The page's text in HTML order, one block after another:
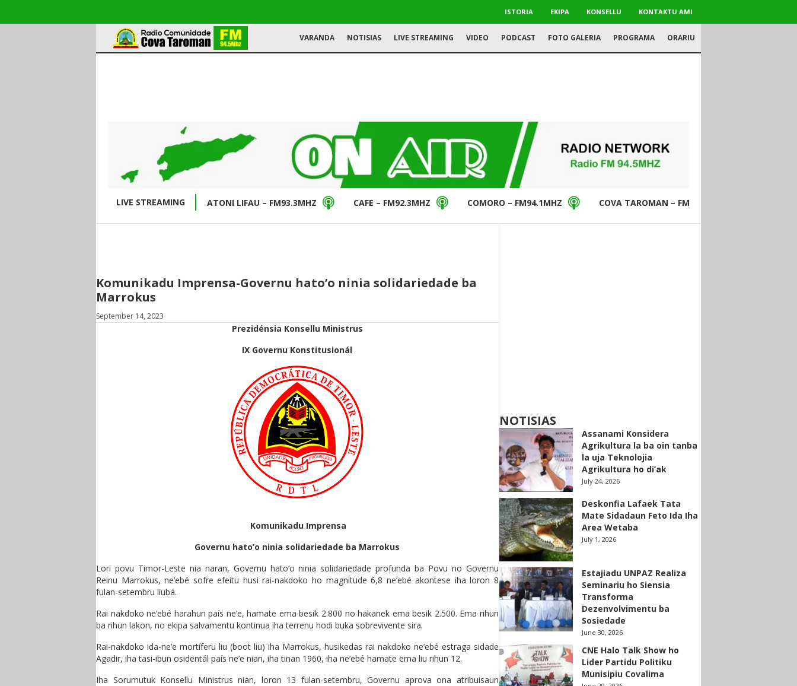
ISTORIA EKIPA KONSELLU KONTAKTU AMI
VARANDA NOTISIAS LIVE STREAMING VIDEO PODCAST FOTO GALERIA PROGRAMA ORARIU
LIVE STREAMING ATONI LIFAU – FM93.3MHZ CAFE – FM92.3MHZ COMORO – FM94.1MHZ COVA TAROMAN – FM94.5MHZ
Komunikadu Imprensa-Governu hato’o ninia solidariedade ba
Marrokus
September 14, 2023
Prezidénsia Konsellu Ministrus
IX Governu Konstitusionál
Komunikadu Imprensa
Governu hato’o ninia solidariedade ba Marrokus
Lori povu Timor-Leste nia naran, Governu hato’o ninia solidariedade profunda ba Povu no Governu
Reinu Marrokus, ne’ebé sofre efeitu husi rai-nakdoko ho magnitude 6,8 ne’ebé akontese iha loron 8
fulan-setembru liubá.
Rai nakdoko ne’ebé harahun país ne’e, hamate ema besik 2.800 no hakanek ema besik 2.500. Ema rihun
ba rihun lakon, no ekipa salvamentu kontinua iha terrenu hodi buka sobrevivente sira.
Rai-nakdoko ida-ne’e mortíferu liu (boot liu) iha Marrokus, husikedas rai nakdoko ne’ebé estraga sidade
Agadir, iha tasi-ibun osidentál país ne’e nian, iha tinan 1960, iha ne’ebé hamate ema liu rihun 12.
Iha Sorumutuk Konsellu Ministrus nian, loron 13 fulan-setembru, Governu aprova ona atribuisaun
NOTISIAS
Assanami Konsidera
Agrikultura la ba oin tanba
la uja Teknolojia
Agrikultura ho di’ak
July 24, 2026
Deskonfia Lafaek Tata
Mate Sidadaun Feto Ida Iha
Area Wetaba
July 1, 2026
Estajiadu UNPAZ Realiza
Seminariu ho Siensia
Transforma
Dezenvolvimentu ba
Sosiedade
June 30, 2026
CNE Halo Talk Show ho
Lider Partidu Politiku
Munisipiu Covalima